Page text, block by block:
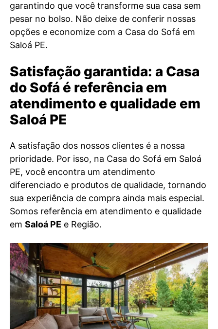
garantindo que você transforme sua casa sem
pesar no bolso. Não deixe de conferir nossas
opções e economize com a Casa do Sofá em
Saloá PE.
Satisfação garantida: a Casa
do Sofá é referência em
atendimento e qualidade em
Saloá PE
A satisfação dos nossos clientes é a nossa
prioridade. Por isso, na Casa do Sofá em Saloá
PE, você encontra um atendimento
diferenciado e produtos de qualidade, tornando
sua experiência de compra ainda mais especial.
Somos referência em atendimento e qualidade
em Saloá PE e Região.